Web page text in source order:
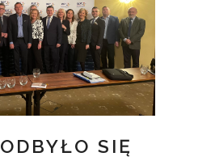
ODBYŁO SIĘ